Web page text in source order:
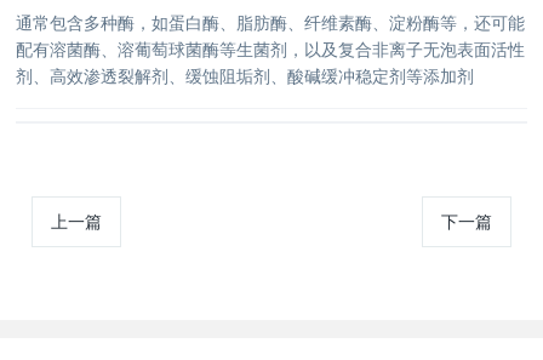
通常包含多种酶，如蛋白酶、脂肪酶、纤维素酶、淀粉酶等，还可能
配有溶菌酶、溶葡萄球菌酶等生菌剂，以及复合非离子无泡表面活性
剂、高效渗透裂解剂、缓蚀阻垢剂、酸碱缓冲稳定剂等添加剂
上一篇 下一篇